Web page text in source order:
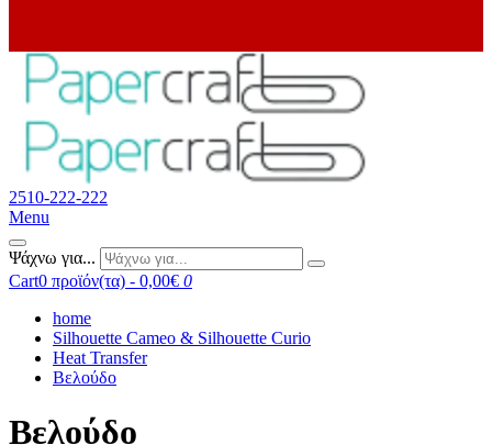
2510-222-222
Menu
Ψάχνω για...
Cart0 προϊόν(τα) - 0,00€ 0
home
Silhouette Cameo & Silhouette Curio
Heat Transfer
Βελούδο
Βελούδο